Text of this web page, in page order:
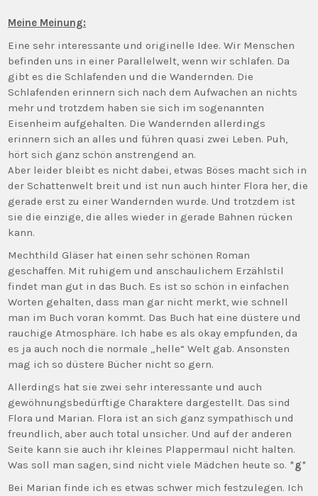
Meine Meinung:
Eine sehr interessante und originelle Idee. Wir Menschen
befinden uns in einer Parallelwelt, wenn wir schlafen. Da
gibt es die Schlafenden und die Wandernden. Die
Schlafenden erinnern sich nach dem Aufwachen an nichts
mehr und trotzdem haben sie sich im sogenannten
Eisenheim aufgehalten. Die Wandernden allerdings
erinnern sich an alles und führen quasi zwei Leben. Puh,
hört sich ganz schön anstrengend an.
Aber leider bleibt es nicht dabei, etwas Böses macht sich in
der Schattenwelt breit und ist nun auch hinter Flora her, die
gerade erst zu einer Wandernden wurde. Und trotzdem ist
sie die einzige, die alles wieder in gerade Bahnen rücken
kann.
Mechthild Gläser hat einen sehr schönen Roman
geschaffen. Mit ruhigem und anschaulichem Erzählstil
findet man gut in das Buch. Es ist so schön in einfachen
Worten gehalten, dass man gar nicht merkt, wie schnell
man im Buch voran kommt. Das Buch hat eine düstere und
rauchige Atmosphäre. Ich habe es als okay empfunden, da
es ja auch noch die normale „helle“ Welt gab. Ansonsten
mag ich so düstere Bücher nicht so gern.
Allerdings hat sie zwei sehr interessante und auch
gewöhnungsbedürftige Charaktere dargestellt. Das sind
Flora und Marian. Flora ist an sich ganz sympathisch und
freundlich, aber auch total unsicher. Und auf der anderen
Seite kann sie auch ihr kleines Plappermaul nicht halten.
Was soll man sagen, sind nicht viele Mädchen heute so. *g*
Bei Marian finde ich es etwas schwer mich festzulegen. Ich